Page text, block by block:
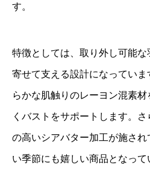
す。
特徴としては、取り外し可能
寄せて支える設計になってい
らかな肌触りのレーヨン混素
くバストをサポートします。
の高いシアバター加工が施さ
い季節にも嬉しい商品となって